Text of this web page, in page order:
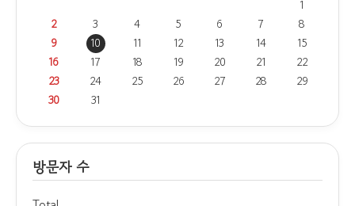
1
2
3 4 5 6 7
8
9
10 11 12 13 14
15
16
17 18 19 20 21
22
23
24 25 26 27 28
29
30
31
방문자 수